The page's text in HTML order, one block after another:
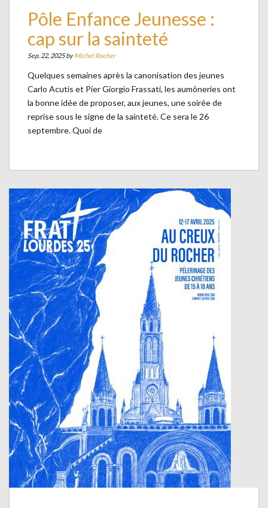
Pôle Enfance Jeunesse :
cap sur la sainteté
Sep. 22, 2025 byMichel Rocher
Quelques semaines après la canonisation des jeunes
Carlo Acutis et Pier Giorgio Frassati, les aumôneries ont
la bonne idée de proposer, aux jeunes, une soirée de
reprise sous le signe de la sainteté. Ce sera le 26
septembre. Quoi de